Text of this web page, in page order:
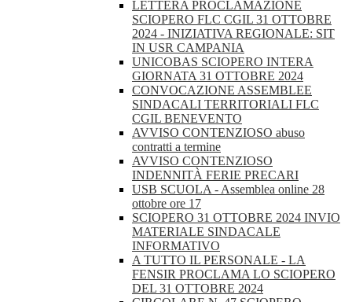
LETTERA PROCLAMAZIONE
SCIOPERO FLC CGIL 31 OTTOBRE
2024 - INIZIATIVA REGIONALE: SIT
IN USR CAMPANIA
UNICOBAS SCIOPERO INTERA
GIORNATA 31 OTTOBRE 2024
CONVOCAZIONE ASSEMBLEE
SINDACALI TERRITORIALI FLC
CGIL BENEVENTO
AVVISO CONTENZIOSO abuso
contratti a termine
AVVISO CONTENZIOSO
INDENNITÀ FERIE PRECARI
USB SCUOLA - Assemblea online 28
ottobre ore 17
SCIOPERO 31 OTTOBRE 2024 INVIO
MATERIALE SINDACALE
INFORMATIVO
A TUTTO IL PERSONALE - LA
FENSIR PROCLAMA LO SCIOPERO
DEL 31 OTTOBRE 2024